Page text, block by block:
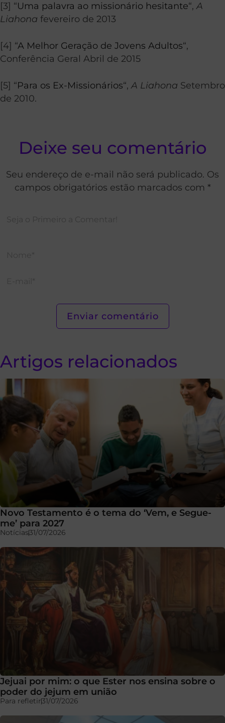
[3] “Uma palavra ao missionário hesitante“,A
Liahona fevereiro de 2013
[4] “A Melhor Geração de Jovens Adultos“,
Conferência Geral Abril de 2015
[5] “Para os Ex-Missionários“, A Liahona Setembro
de 2010.
Deixe seu comentário
Seu endereço de e-mail não será publicado. Os
campos obrigatórios estão marcados com *
Artigos relacionados
Novo Testamento é o tema do ‘Vem, e Segue-
me’ para 2027
Notícias31/07/2026
Jejuai por mim: o que Ester nos ensina sobre o
poder do jejum em união
Para refletir31/07/2026